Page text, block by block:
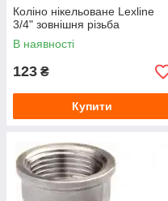
Коліно нікельоване Lexline
3/4" зовнішня різьба
В наявності
123 ₴
Купити